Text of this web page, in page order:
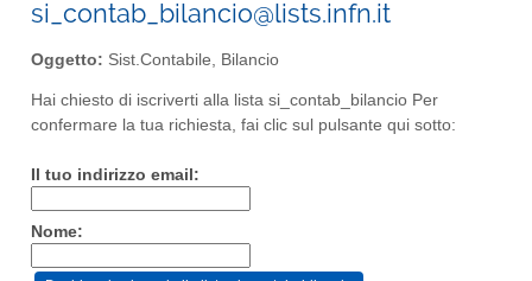
si_contab_bilancio@lists.infn.it
Oggetto: Sist.Contabile, Bilancio
Hai chiesto di iscriverti alla lista si_contab_bilancio Per
confermare la tua richiesta, fai clic sul pulsante qui sotto:
Il tuo indirizzo email:
Nome: